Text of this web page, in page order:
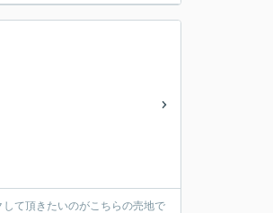
て頂きたいのがこちらの売地で